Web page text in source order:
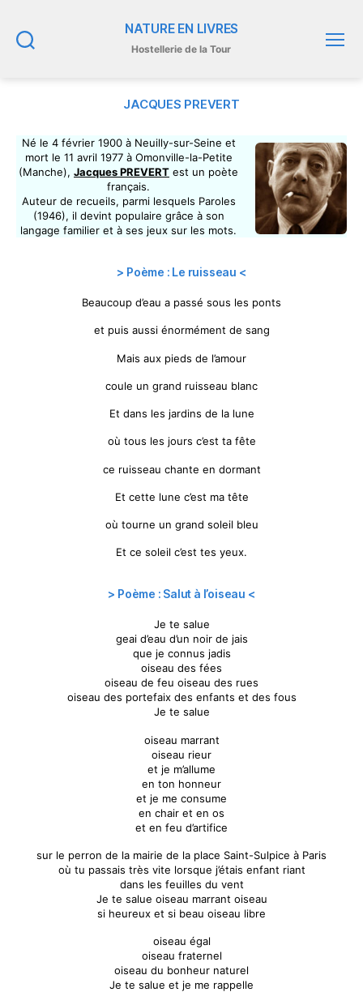
NATURE EN LIVRES
Hostellerie de la Tour
JACQUES PREVERT
Né le 4 février 1900 à Neuilly-sur-Seine et
mort le 11 avril 1977 à Omonville-la-Petite
(Manche), Jacques PREVERT est un poète
français.
Auteur de recueils, parmi lesquels Paroles
(1946), il devint populaire grâce à son
langage familier et à ses jeux sur les mots.
> Poème : Le ruisseau <
Beaucoup d’eau a passé sous les ponts
et puis aussi énormément de sang
Mais aux pieds de l’amour
coule un grand ruisseau blanc
Et dans les jardins de la lune
où tous les jours c’est ta fête
ce ruisseau chante en dormant
Et cette lune c’est ma tête
où tourne un grand soleil bleu
Et ce soleil c’est tes yeux.
> Poème : Salut à l’oiseau <
Je te salue
geai d’eau d’un noir de jais
que je connus jadis
oiseau des fées
oiseau de feu oiseau des rues
oiseau des portefaix des enfants et des fous
Je te salue
oiseau marrant
oiseau rieur
et je m’allume
en ton honneur
et je me consume
en chair et en os
et en feu d’artifice
sur le perron de la mairie de la place Saint-Sulpice à Paris
où tu passais très vite lorsque j’étais enfant riant
dans les feuilles du vent
Je te salue oiseau marrant oiseau
si heureux et si beau oiseau libre
oiseau égal
oiseau fraternel
oiseau du bonheur naturel
Je te salue et je me rappelle